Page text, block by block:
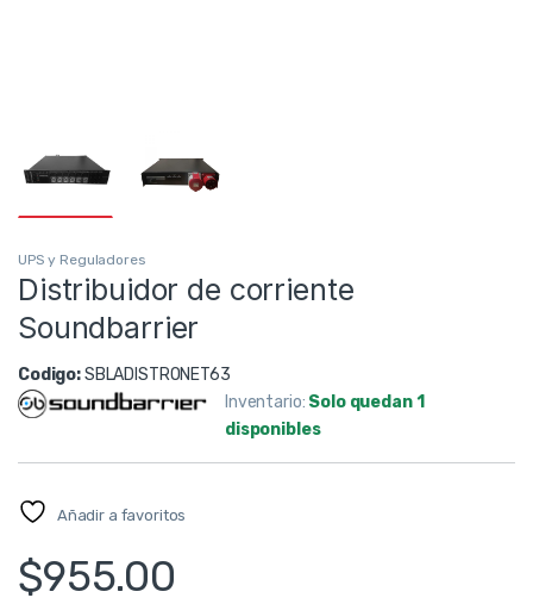
UPS y Reguladores
Distribuidor de corriente
Soundbarrier
Codigo:SBLADISTRONET63
Inventario: Solo quedan 1
disponibles
Añadir a favoritos
$955.00